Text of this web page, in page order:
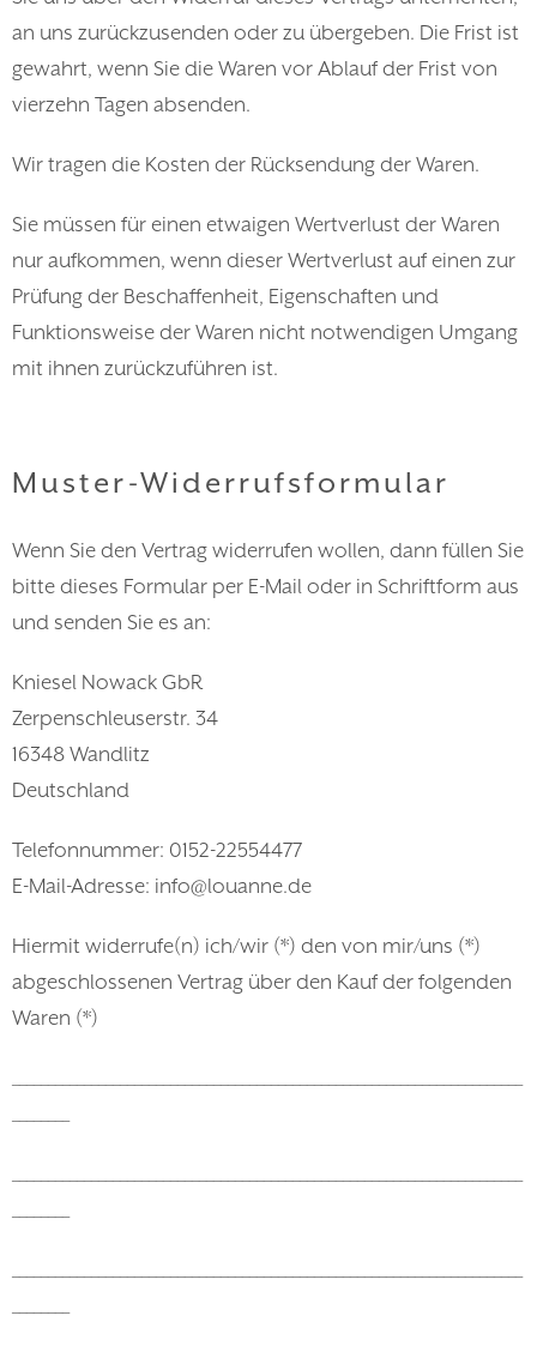
an uns zurückzusenden oder zu übergeben. Die Frist ist
gewahrt, wenn Sie die Waren vor Ablauf der Frist von
vierzehn Tagen absenden.
Wir tragen die Kosten der Rücksendung der Waren.
Sie müssen für einen etwaigen Wertverlust der Waren
nur aufkommen, wenn dieser Wertverlust auf einen zur
Prüfung der Beschaffenheit, Eigenschaften und
Funktionsweise der Waren nicht notwendigen Umgang
mit ihnen zurückzuführen ist.
Muster-Widerrufsformular
Wenn Sie den Vertrag widerrufen wollen, dann füllen Sie
bitte dieses Formular per E-Mail oder in Schriftform aus
und senden Sie es an:
Kniesel Nowack GbR
Zerpenschleuserstr. 34
16348 Wandlitz
Deutschland
Telefonnummer: 0152-22554477
E-Mail-Adresse: info@louanne.de
Hiermit widerrufe(n) ich/wir (*) den von mir/uns (*)
abgeschlossenen Vertrag über den Kauf der folgenden
Waren (*)